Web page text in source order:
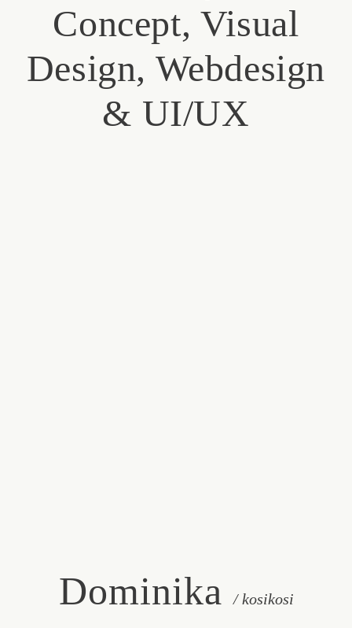
Concept, Visual
Design, Webdesign
& UI/UX
Dominika/ kosikosi